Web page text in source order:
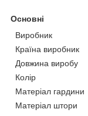
Основні
Виробник
Країна виробник
Довжина виробу
Колір
Матеріал гардини
Матеріал штори